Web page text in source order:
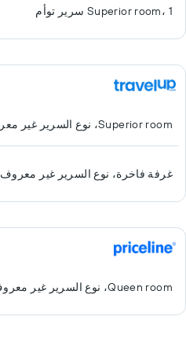
Superior room، 1 سرير توأم
Superior room، نوع السرير غير معروف
غرفة فاخرة، نوع السرير غير معروف
Queen room، نوع السرير غير معروف